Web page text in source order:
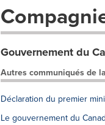
Gouvernement du
Autres communiqués de
Déclaration du premier
Le gouvernement du